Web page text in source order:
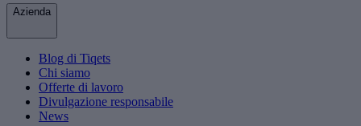
Azienda
Blog di Tiqets
Chi siamo
Offerte di lavoro
Divulgazione responsabile
News